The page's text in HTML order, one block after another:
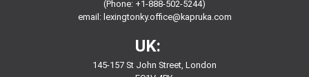
(Phone: +1-888-502-5244)
email: lexingtonky.office@kapruka.com
UK:
145-157 St John Street, London